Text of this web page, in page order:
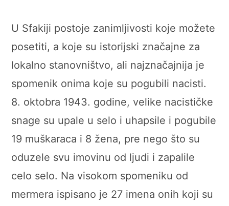
U Sfakiji postoje zanimljivosti koje možete
posetiti, a koje su istorijski značajne za
lokalno stanovništvo, ali najznačajnija je
spomenik onima koje su pogubili nacisti.
8. oktobra 1943. godine, velike nacističke
snage su upale u selo i uhapsile i pogubile
19 muškaraca i 8 žena, pre nego što su
oduzele svu imovinu od ljudi i zapalile
celo selo. Na visokom spomeniku od
mermera ispisano je 27 imena onih koji su